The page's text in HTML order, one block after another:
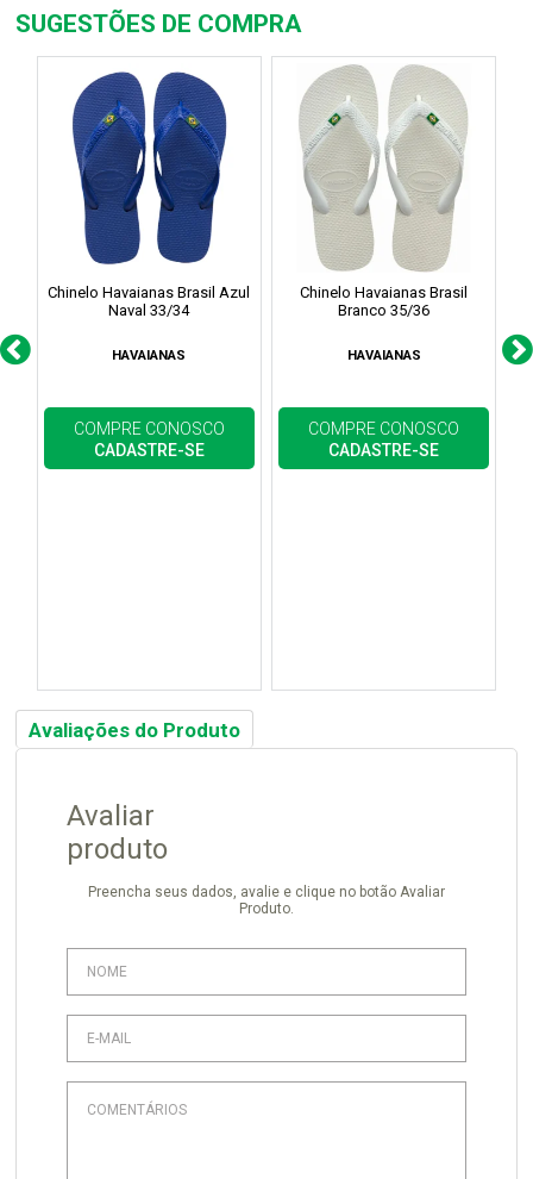
SUGESTÕES DE COMPRA
Chinelo Havaianas Brasil Azul
Naval 33/34
HAVAIANAS
COMPRE CONOSCO
CADASTRE-SE
Chinelo Havaianas Brasil
Branco 35/36
HAVAIANAS
COMPRE CONOSCO
CADASTRE-SE
Avaliações do Produto
Avaliar
produto
Preencha seus dados, avalie e clique no botão Avaliar
Produto.